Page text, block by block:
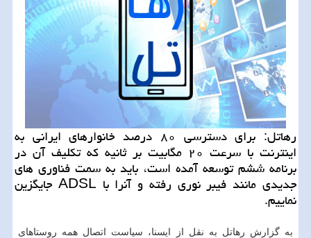
رهاتل: برای دسترسی ۸۰ درصد خانوارهای ایرانی به
اینترنت با سرعت ۲۰ مگابیت بر ثانیه كه تكلیف آن در
برنامه ششم توسعه آمده است، باید به سمت فناوری های
جدیدی مانند فیبر نوری رفته و آنرا با ADSL جایگزین
نماییم.
به گزارش رهاتل به نقل از ایسنا، سیاست اتصال همه روستاهای